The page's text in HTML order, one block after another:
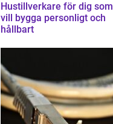
Hustillverkare för dig som
vill bygga personligt och
hållbart